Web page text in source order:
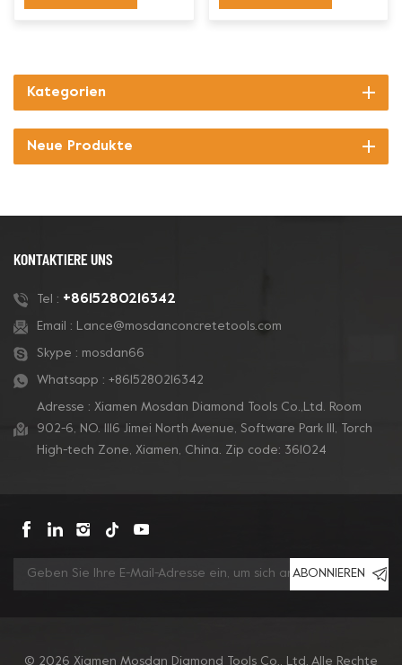
Kategorien
Neue Produkte
KONTAKTIERE UNS
Tel : +8615280216342
Email : Lance@mosdanconcretetools.com
Skype : mosdan66
Whatsapp : +8615280216342
Adresse : Xiamen Mosdan Diamond Tools Co.,Ltd. Room
902-6, NO. 1116 Jimei North Avenue, Software Park Ill, Torch
High-tech Zone, Xiamen, China. Zip code: 361024
ABONNIEREN
© 2026 Xiamen Mosdan Diamond Tools Co., Ltd. Alle Rechte